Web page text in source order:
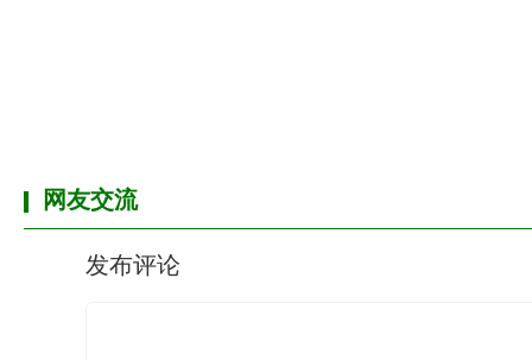
网友交流
发布评论